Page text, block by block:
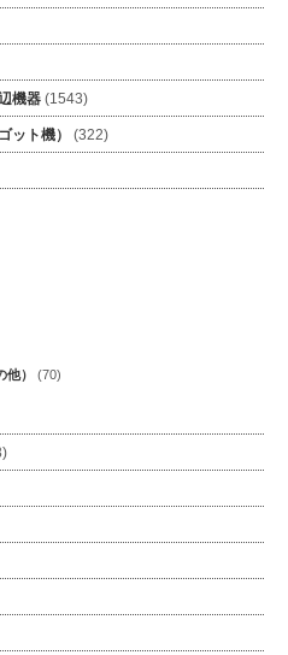
機器 (1543)
ット機） (322)
） (70)